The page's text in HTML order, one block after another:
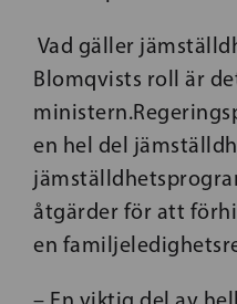
Vad gäller
Blomqvists roll är
en hel del
åtgärder för att
en